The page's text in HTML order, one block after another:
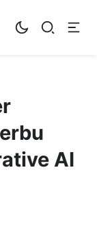
AI